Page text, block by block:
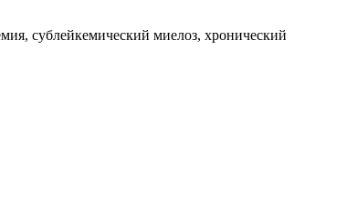
сублейкемический миелоз, хронический